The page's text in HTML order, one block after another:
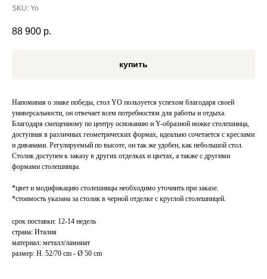
SKU: Yo
88 900 р.
купить
Напоминая о знаке победы, стол YO пользуется успехом благодаря своей
универсальности, он отвечает всем потребностям для работы и отдыха.
Благодаря смещенному по центру основанию и Y-образной ножке столешница,
доступная в различных геометрических формах, идеально сочетается с креслами
и диванами. Регулируемый по высоте, он так же удобен, как небольшой стол.
Столик доступен к заказу в других отделках и цветах, а также с другими
формами столешницы.
*цвет и модификацию столешницы необходимо уточнить при заказе.
*стоимость указана за столик в черной отделке с круглой столешницей.
срок поставки: 12-14 недель
страна: Италия
материал: металл/ламинат
размер: H. 52/70 cm - Ø 50 cm